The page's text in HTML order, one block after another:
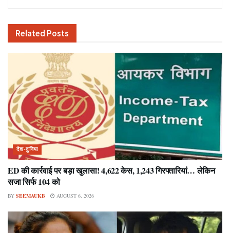
Related Posts
देश-दुनिया
ED की कार्रवाई पर बड़ा खुलासा! 4,622 केस, 1,243 गिरफ्तारियां… लेकिन
सजा सिर्फ 104 को
BY SEEMAUKB AUGUST 6, 2026